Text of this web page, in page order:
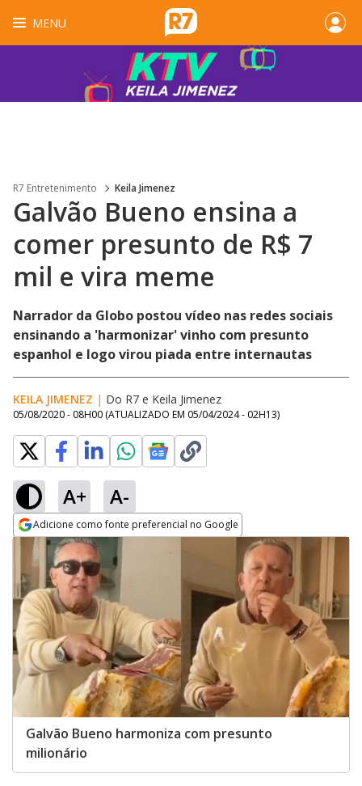
MENU
R7 Entretenimento Keila Jimenez
Galvão Bueno ensina a
comer presunto de R$ 7
mil e vira meme
Narrador da Globo postou vídeo nas redes sociais
ensinando a 'harmonizar' vinho com presunto
espanhol e logo virou piada entre internautas
KEILA JIMENEZ | Do R7 e Keila Jimenez
05/08/2020 - 08H00 (ATUALIZADO EM 05/04/2024 - 02H13)
A+ A-
Adicione como fonte preferencial no Google
Opens in new window
Galvão Bueno harmoniza com presunto
milionário